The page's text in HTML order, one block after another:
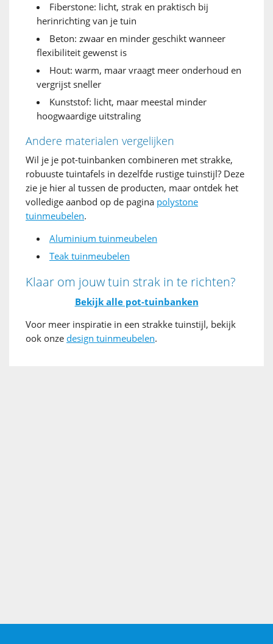
Fiberstone: licht, strak en praktisch bij
herinrichting van je tuin
Beton: zwaar en minder geschikt wanneer
flexibiliteit gewenst is
Hout: warm, maar vraagt meer onderhoud en
vergrijst sneller
Kunststof: licht, maar meestal minder
hoogwaardige uitstraling
Andere materialen vergelijken
Wil je je pot-tuinbanken combineren met strakke,
robuuste tuintafels in dezelfde rustige tuinstijl? Deze
zie je hier al tussen de producten, maar ontdek het
volledige aanbod op de pagina polystone
tuinmeubelen.
Aluminium tuinmeubelen
Teak tuinmeubelen
Klaar om jouw tuin strak in te richten?
Bekijk alle pot-tuinbanken
Voor meer inspiratie in een strakke tuinstijl, bekijk
ook onze design tuinmeubelen.